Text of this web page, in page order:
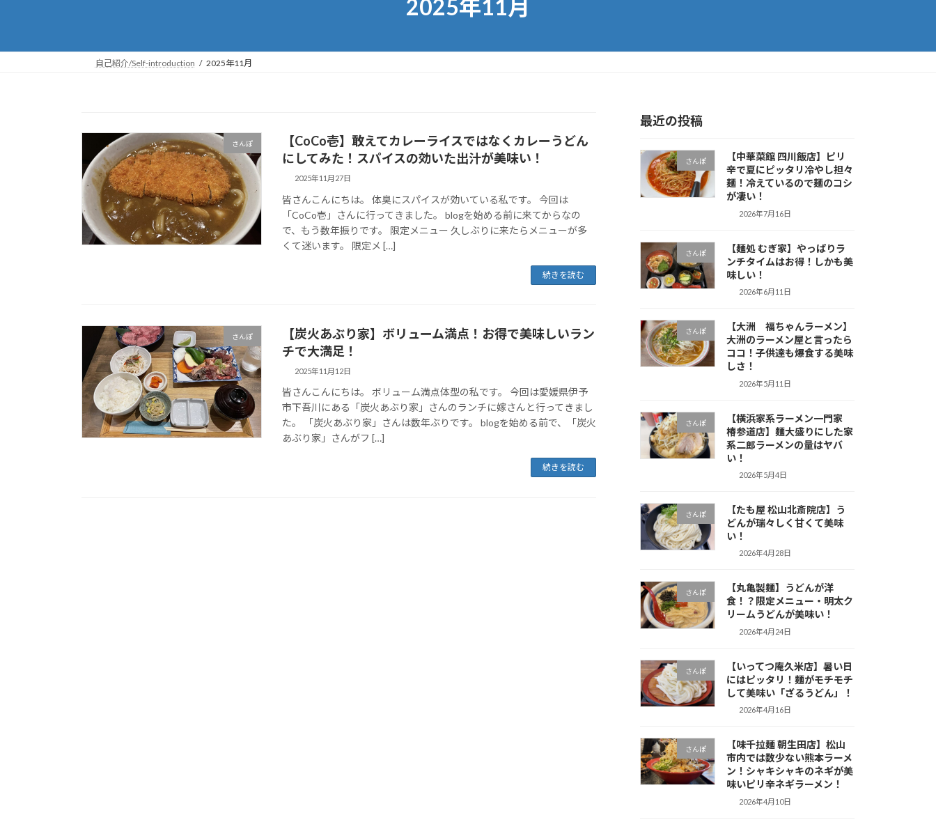
2025年11月
自己紹介/Self-introduction 2025年11月
さんぽ
【CoCo壱】敢えてカレーライスではなくカレーうどん
にしてみた！スパイスの効いた出汁が美味い！
2025年11月27日
皆さんこんにちは。 体臭にスパイスが効いている私です。 今回は
「CoCo壱」さんに行ってきました。 blogを始める前に来てからなの
で、もう数年振りです。 限定メニュー 久しぶりに来たらメニューが多
くて迷います。 限定メ […]
続きを読む
さんぽ
【炭火あぶり家】ボリューム満点！お得で美味しいラン
チで大満足！
2025年11月12日
皆さんこんにちは。 ボリューム満点体型の私です。 今回は愛媛県伊予
市下吾川にある「炭火あぶり家」さんのランチに嫁さんと行ってきまし
た。 「炭火あぶり家」さんは数年ぶりです。 blogを始める前で、「炭火
あぶり家」さんがフ […]
続きを読む
最近の投稿
さんぽ
【中華菜館 四川飯店】ピリ
辛で夏にピッタリ冷やし担々
麺！冷えているので麺のコシ
が凄い！
2026年7月16日
さんぽ
【麺処 むぎ家】やっぱりラ
ンチタイムはお得！しかも美
味しい！
2026年6月11日
さんぽ
【大洲 福ちゃんラーメン】
大洲のラーメン屋と言ったら
ココ！子供達も爆食する美味
しさ！
2026年5月11日
さんぽ
【横浜家系ラーメン一門家
椿参道店】麺大盛りにした家
系二郎ラーメンの量はヤバ
い！
2026年5月4日
さんぽ
【たも屋 松山北斎院店】う
どんが瑞々しく甘くて美味
い！
2026年4月28日
さんぽ
【丸亀製麺】うどんが洋
食！？限定メニュー・明太ク
リームうどんが美味い！
2026年4月24日
さんぽ
【いってつ庵久米店】暑い日
にはピッタリ！麺がモチモチ
して美味い「ざるうどん」！
2026年4月16日
さんぽ
【味千拉麺 朝生田店】松山
市内では数少ない熊本ラーメ
ン！シャキシャキのネギが美
味いピリ辛ネギラーメン！
2026年4月10日